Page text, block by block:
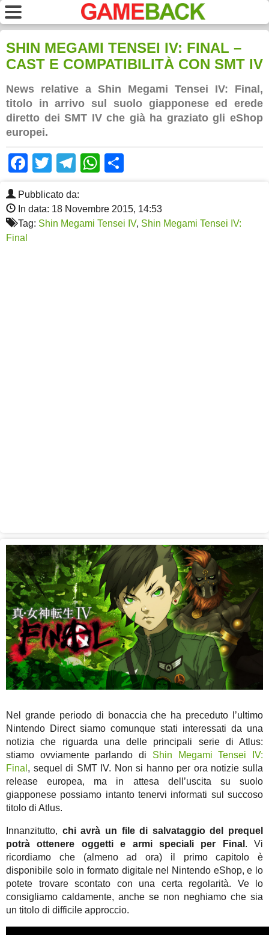
SHIN MEGAMI TENSEI IV: FINAL –
CAST E COMPATIBILITÀ CON SMT IV
News relative a Shin Megami Tensei IV: Final,
titolo in arrivo sul suolo giapponese ed erede
diretto dei SMT IV che già ha graziato gli eShop
europei.
Facebook
TwitterTelegram
WhatsApp
Pubblicato da:
In data: 18 Novembre 2015, 14:53
Tag: Shin Megami Tensei IV, Shin Megami Tensei IV:
Final
Nel grande periodo di bonaccia che ha preceduto l’ultimo
Nintendo Direct siamo comunque stati interessati da una
notizia che riguarda una delle principali serie di Atlus:
stiamo ovviamente parlando di Shin Megami Tensei IV:
Final , sequel di SMT IV. Non si hanno per ora notizie sulla
release europea, ma in attesa dell’uscita su suolo
giapponese possiamo intanto tenervi informati sul succoso
titolo di Atlus.
Innanzitutto, chi avrà un file di salvataggio del prequel
potrà ottenere oggetti e armi speciali per Final . Vi
ricordiamo che (almeno ad ora) il primo capitolo è
disponibile solo in formato digitale nel Nintendo eShop, e lo
potete trovare scontato con una certa regolarità. Ve lo
consigliamo caldamente, anche se non neghiamo che sia
un titolo di difficile approccio.